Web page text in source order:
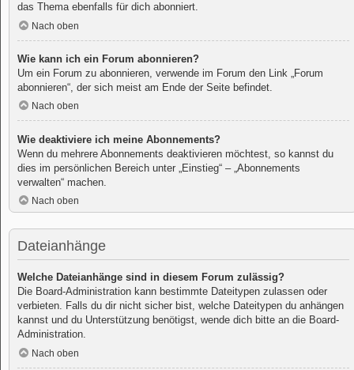
das Thema ebenfalls für dich abonniert.
Nach oben
Wie kann ich ein Forum abonnieren?
Um ein Forum zu abonnieren, verwende im Forum den Link „Forum
abonnieren“, der sich meist am Ende der Seite befindet.
Nach oben
Wie deaktiviere ich meine Abonnements?
Wenn du mehrere Abonnements deaktivieren möchtest, so kannst du
dies im persönlichen Bereich unter „Einstieg“ – „Abonnements
verwalten“ machen.
Nach oben
Dateianhänge
Welche Dateianhänge sind in diesem Forum zulässig?
Die Board-Administration kann bestimmte Dateitypen zulassen oder
verbieten. Falls du dir nicht sicher bist, welche Dateitypen du anhängen
kannst und du Unterstützung benötigst, wende dich bitte an die Board-
Administration.
Nach oben